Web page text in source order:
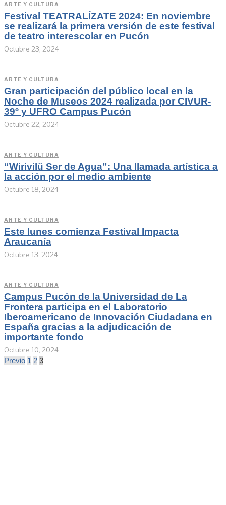
ARTE Y CULTURA
Festival TEATRALÍZATE 2024: En noviembre
se realizará la primera versión de este festival
de teatro interescolar en Pucón
Octubre 23, 2024
ARTE Y CULTURA
Gran participación del público local en la
Noche de Museos 2024 realizada por CIVUR-
39º y UFRO Campus Pucón
Octubre 22, 2024
ARTE Y CULTURA
“Wirivilü Ser de Agua”: Una llamada artística a
la acción por el medio ambiente
Octubre 18, 2024
ARTE Y CULTURA
Este lunes comienza Festival Impacta
Araucanía
Octubre 13, 2024
ARTE Y CULTURA
Campus Pucón de la Universidad de La
Frontera participa en el Laboratorio
Iberoamericano de Innovación Ciudadana en
España gracias a la adjudicación de
importante fondo
Octubre 10, 2024
Previo 1 2 3